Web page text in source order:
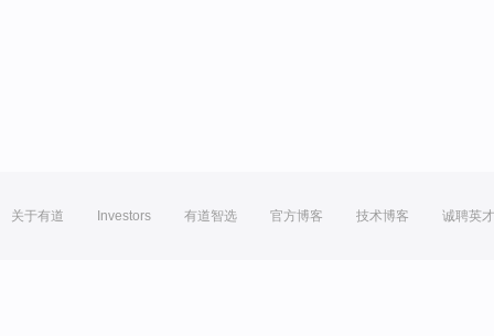
关于有道 Investors 有道智选 官方博客 技术博客 诚聘英才